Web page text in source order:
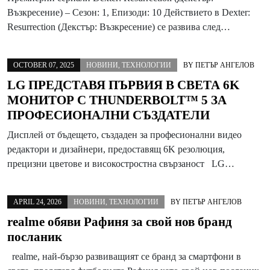
Възкресение) – Сезон: 1, Епизоди: 10 Действието в Dexter:
Resurrection (Декстър: Възкресение) се развива след…
OCTOBER 07, 2025 НОВИНИ, ТЕХНОЛОГИИ BY ПЕТЪР АНГЕЛОВ
LG ПРЕДСТАВЯ ПЪРВИЯ В СВЕТА 6K
МОНИТОР С THUNDERBOLT™ 5 ЗА
ПРОФЕСИОНАЛНИ СЪЗДАТЕЛИ
Дисплей от бъдещето, създаден за професионални видео
редактори и дизайнери, предоставящ 6K резолюция,
прецизни цветове и високостростна свързаност LG…
APRIL 24, 2026 НОВИНИ, ТЕХНОЛОГИИ BY ПЕТЪР АНГЕЛОВ
realme обяви Рафиня за свой нов бранд
посланик
realme, най-бързо развиващият се бранд за смартфони в